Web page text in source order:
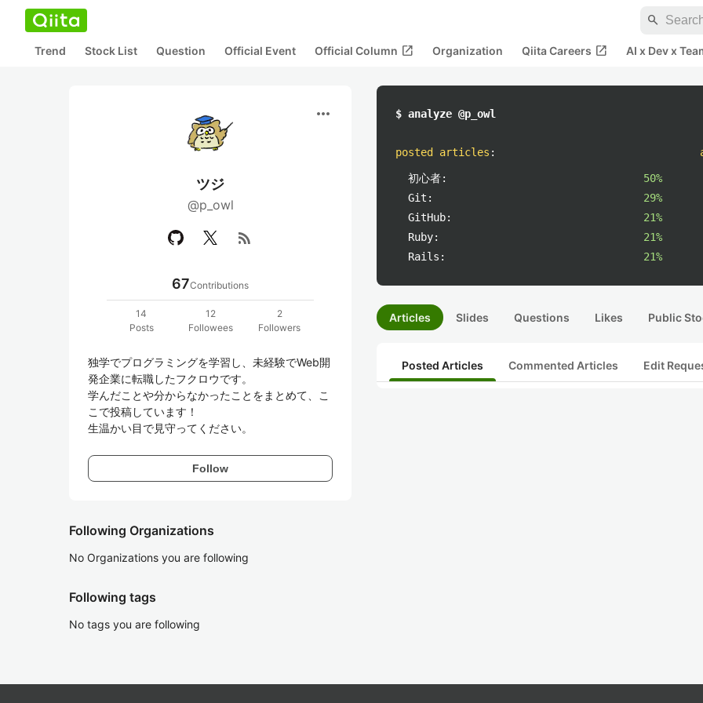
search
Trend Stock List Question Official Event Official Column open_in_new Organization Qiita Careers open_in_new AI x Dev x
more_horiz
ツジ
@p_owl
rss_feed
67Contributions
14
Posts
12
Followees
2
Followers
独学でプログラミングを学習し、未経験でWeb開
発企業に転職したフクロウです。
学んだことや分からなかったことをまとめて、こ
こで投稿しています！
生温かい目で見守ってください。
Follow
Following Organizations
No Organizations you are following
Following tags
No tags you are following
$ analyze @p_owl
posted articles :
初心者:
50%
Git:
29%
GitHub:
21%
Ruby:
21%
Rails:
21%
Articles Slides Questions Likes Public
Posted Articles Commented Articles Edit